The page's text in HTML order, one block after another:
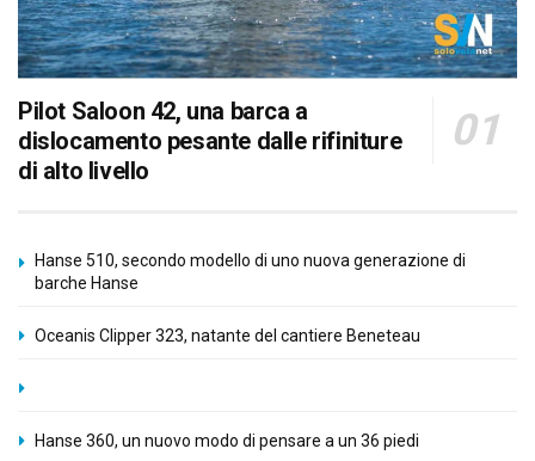
Pilot Saloon 42, una barca a
dislocamento pesante dalle rifiniture
di alto livello
Hanse 510, secondo modello di uno nuova generazione di
barche Hanse
Oceanis Clipper 323, natante del cantiere Beneteau
Hanse 360, un nuovo modo di pensare a un 36 piedi